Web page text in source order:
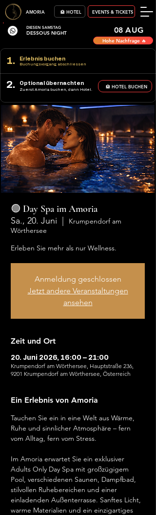
AMORIA 🏨 HOTEL EVENTS & TICKETS
DIESEN SAMSTAG
DESSOUS NIGHT 08 AUG
Hohe Nachfrage 🔥
1. Erlebnis buchen
Buchungsvorgang abschliessen
2. Optional übernachten
Zuerst Amoria buchen, dann Hotel.
🏨 HOTEL BUCHEN
🟢 Day Spa im Amoria
Sa., 20. Juni
Krumpendorf am
Wörthersee
Erleben Sie mehr als nur Wellness.
Anmeldung geschlossen
Jetzt andere Veranstaltungen
ansehen
Zeit und Ort
20. Juni 2026, 16:00 – 21:00
Krumpendorf am Wörthersee, Hauptstraße 236,
9201 Krumpendorf am Wörthersee, Österreich
Ein Erlebnis von Amoria
Tauchen Sie ein in eine Welt aus Wärme,
Ruhe und sinnlicher Atmosphäre – fern
vom Alltag, fern vom Stress.
Im Amoria erwartet Sie ein exklusiver
Adults Only Day Spa mit großzügigem
Pool, verschiedenen Saunen, Dampfbad,
stilvollen Ruhebereichen und einer
einladenden Außenterrasse. Sanftes Licht,
warme Materialien und ein einzigartiges